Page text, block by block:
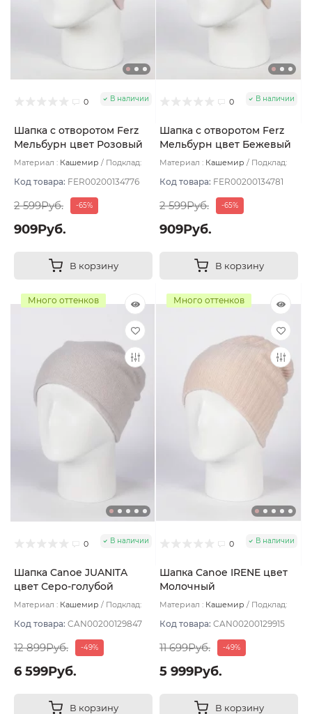
0 В наличии
Шапка с отворотом Ferz
Мельбурн цвет Розовый
светлый
Материал : Кашемир
Подклад:
Код товара: FER00200134776
2 599Руб. -65%
909Руб.
В корзину
0 В наличии
Шапка с отворотом Ferz
Мельбурн цвет Бежевый
светлый
Материал : Кашемир
Подклад:
Код товара: FER00200134781
2 599Руб. -65%
909Руб.
В корзину
Много оттенков
0 В наличии
Шапка Canoe JUANITA
цвет Серо-голубой
Материал : Кашемир
Подклад:
Код товара: CAN00200129847
12 899Руб. -49%
6 599Руб.
В корзину
Много оттенков
0 В наличии
Шапка Canoe IRENE цвет
Молочный
Материал : Кашемир
Подклад:
Код товара: CAN00200129915
11 699Руб. -49%
5 999Руб.
В корзину